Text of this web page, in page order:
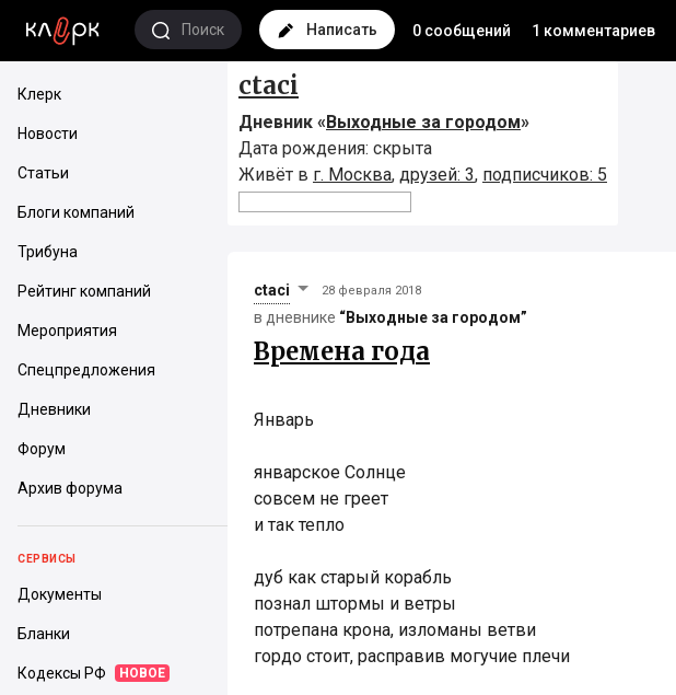
Поиск Написать 0 сообщений 1 комментариев
Клерк
Новости
Статьи
Блоги компаний
Трибуна
Рейтинг компаний
Мероприятия
Спецпредложения
Дневники
Форум
Архив форума
СЕРВИСЫ
Документы
Бланки
Кодексы РФ НОВОЕ
ctaci
Дневник «Выходные за городом»
Дата рождения: скрыта
Живёт в г. Москва, друзей: 3, подписчиков: 5
ctaci 28 февраля 2018
в дневнике “Выходные за городом”
Времена года
Январь
январское Солнце
совсем не греет
и так тепло
дуб как старый корабль
познал штормы и ветры
потрепана крона, изломаны ветви
гордо стоит, расправив могучие плечи